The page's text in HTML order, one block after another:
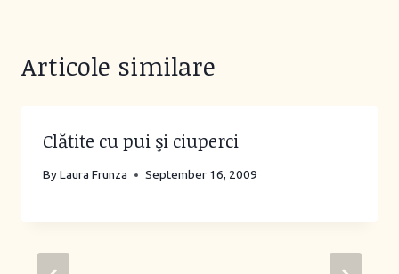
Articole similare
Clătite cu pui şi ciuperci
ByLaura Frunza September 16, 2009